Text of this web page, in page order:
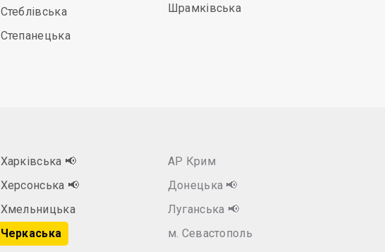
Стеблівська
Степанецька
Шрамківська
Харківська 📢
Херсонська 📢
Хмельницька
Черкаська
АР Крим
Донецька 📢
Луганська 📢
м. Севастополь